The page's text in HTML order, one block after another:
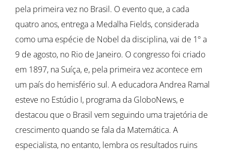
pela primeira vez no Brasil. O evento que, a cada
quatro anos, entrega a Medalha Fields, considerada
como uma espécie de Nobel da disciplina, vai de 1º a
9 de agosto, no Rio de Janeiro. O congresso foi criado
em 1897, na Suíça, e, pela primeira vez acontece em
um país do hemisfério sul. A educadora Andrea Ramal
esteve no Estúdio I, programa da GloboNews, e
destacou que o Brasil vem seguindo uma trajetória de
crescimento quando se fala da Matemática. A
especialista, no entanto, lembra os resultados ruins